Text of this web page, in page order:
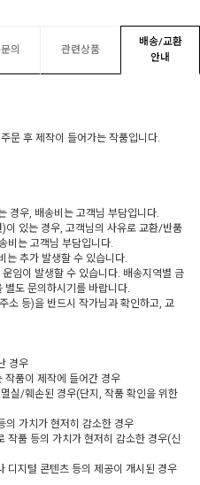
의 관련상품
배송/교환
안내
문 후 제작이 들어가는 작품입니다.
경우, 배송비는 고객님 부담입니다.
있는 경우, 고객님의 사유로 교환/반품
비는 고객님 부담입니다.
는 추가 발생할 수 있습니다.
임이 발생할 수 있습니다. 배송지역별 금
도 문의하시기를 바랍니다.
소 등)을 반드시 작가님과 확인하고, 교
경우
작품이 제작에 들어간 경우
실/훼손된 경우(단지, 작품 확인을 위한
의 가치가 현저히 감소한 경우
작품 등의 가치가 현저히 감소한 경우(신
디지털 콘텐츠 등의 제공이 개시된 경우